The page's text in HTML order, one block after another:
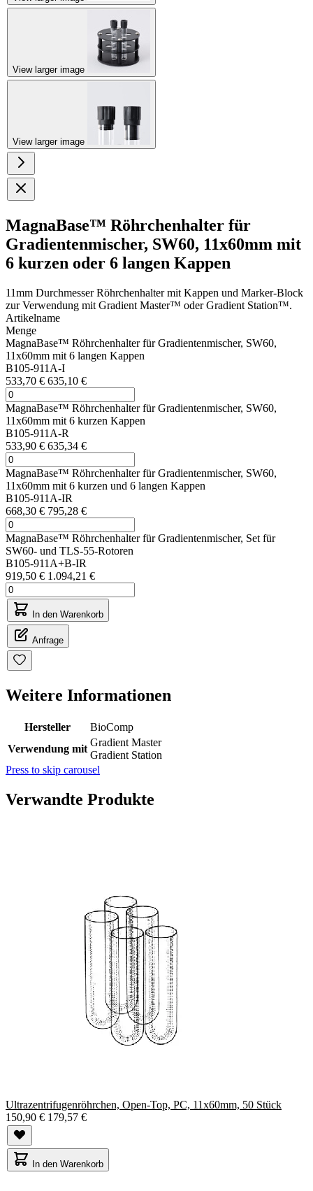
View larger image
View larger image
MagnaBase™ Röhrchenhalter für
Gradientenmischer, SW60, 11x60mm mit
6 kurzen oder 6 langen Kappen
11mm Durchmesser Röhrchenhalter mit Kappen und Marker-Block
zur Verwendung mit Gradient Master™ oder Gradient Station™.
Artikelname
Menge
MagnaBase™ Röhrchenhalter für Gradientenmischer, SW60,
11x60mm mit 6 langen Kappen
B105-911A-I
533,70 € 635,10 €
MagnaBase™ Röhrchenhalter für Gradientenmischer, SW60,
11x60mm mit 6 kurzen Kappen
B105-911A-R
533,90 € 635,34 €
MagnaBase™ Röhrchenhalter für Gradientenmischer, SW60,
11x60mm mit 6 kurzen und 6 langen Kappen
B105-911A-IR
668,30 € 795,28 €
MagnaBase™ Röhrchenhalter für Gradientenmischer, Set für
SW60- und TLS-55-Rotoren
B105-911A+B-IR
919,50 € 1.094,21 €
In den Warenkorb
Anfrage
Weitere Informationen
Hersteller
BioComp
Verwendung mit
Gradient Master
Gradient Station
Press to skip carousel
Verwandte Produkte
Ultrazentrifugenröhrchen, Open-Top, PC, 11x60mm, 50 Stück
150,90 € 179,57 €
In den Warenkorb